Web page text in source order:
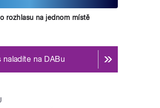
rozhlasu na jednom místě
naladíte na DABu